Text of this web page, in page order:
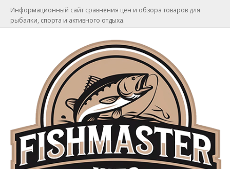
Информационный сайт сравнения цен и обзора товаров для
рыбалки, спорта и активного отдыха.